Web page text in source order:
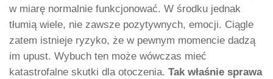
w miarę normalnie funkcjonować. W środku jednak
tłumią wiele, nie zawsze pozytywnych, emocji. Ciągle
zatem istnieje ryzyko, że w pewnym momencie dadzą
im upust. Wybuch ten może wówczas mieć
katastrofalne skutki dla otoczenia. Tak właśnie sprawa